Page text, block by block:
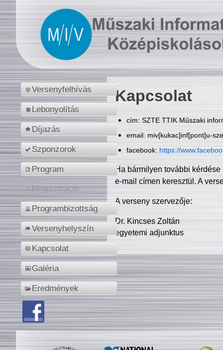
Versenyfelhívás
Lebonyolítás
Díjazás
Szponzorok
Program
Regisztráció
Programbizottság
Versenyhelyszín
Kapcsolat
Galéria
Eredmények
Kapcsolat
cím: SZTE TTIK Műszaki
email: miv[kukac]inf[pont]u-
facebook: https://
Ha bármilyen további
e-mail címen keresztül. A
A verseny szervezője:
Dr. Kincses Zoltán
egyetemi adjunktus